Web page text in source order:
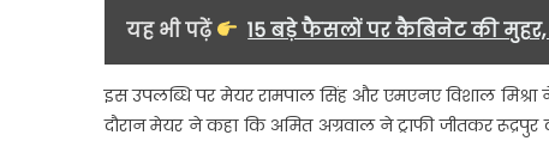
यह भी पढ़ें 15 बड़े फैसलों पर कैबिनेट की मुहर,
इस उपलब्धि पर मेयर रामपाल सिंह और एमएनए विशाल
दौरान मेयर ने कहा कि अमित अग्रवाल ने ट्राफी जीतकर रूद्रपुर